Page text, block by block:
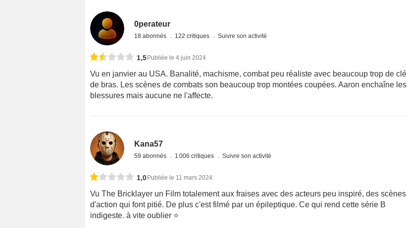
0perateur
18 abonnés 122 critiques Suivre son activité
1,5Publiée le 4 juin 2024
Vu en janvier au USA. Banalité, machisme, combat peu réaliste avec beaucoup trop de clé
de bras. Les scènes de combats son beaucoup trop montées coupées. Aaron enchaîne les
blessures mais aucune ne l'affecte.
Kana57
59 abonnés 1 006 critiques Suivre son activité
1,0Publiée le 11 mars 2024
Vu The Bricklayer un Film totalement aux fraises avec des acteurs peu inspiré, des scènes
d'action qui font pitié. De plus c'est filmé par un épileptique. Ce qui rend cette série B
indigeste. à vite oublier ⭐️